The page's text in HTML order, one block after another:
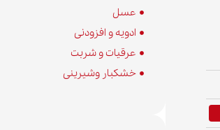
عسل
ادویه و افزودنی
عرقیات و شربت
خشکبار وشیرینی